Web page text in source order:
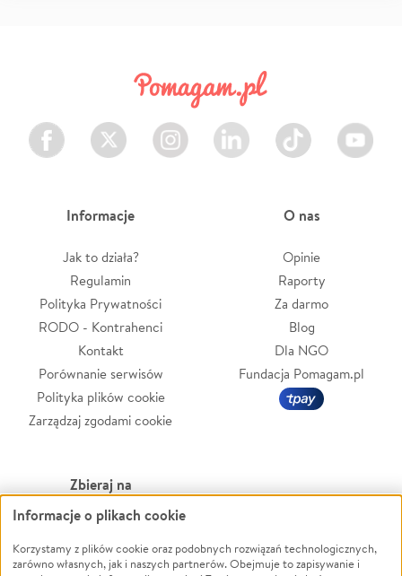
Facebook Twitter Instagram LinkedIn TikTok Youtube
Informacje
Jak to działa?
Regulamin
Polityka Prywatności
RODO - Kontrahenci
Kontakt
Porównanie serwisów
Polityka plików cookie
Zarządzaj zgodami cookie
O nas
Opinie
Raporty
Za darmo
Blog
Dla NGO
Fundacja Pomagam.pl
Zbieraj na
Leczenie
Zwierzęta
Pożar
Powódź
Wichura
Informacje o plikach cookie
Korzystamy z plików cookie oraz podobnych rozwiązań technologicznych,
zarówno własnych, jak i naszych partnerów. Obejmuje to zapisywanie i